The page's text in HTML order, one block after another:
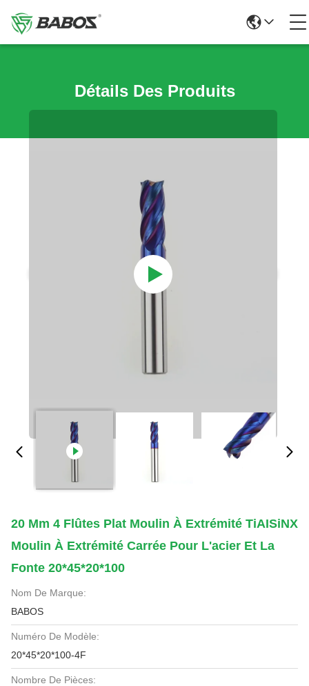
Détails Des Produits
20 Mm 4 Flûtes Plat Moulin À Extrémité TiAISiNX
Moulin À Extrémité Carrée Pour L'acier Et La
Fonte 20*45*20*100
Nom De Marque:
BABOS
Numéro De Modèle:
20*45*20*100-4F
Nombre De Pièces: